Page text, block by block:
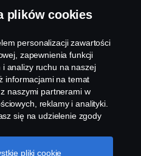
830 Nadarzyn,
plików cookies
personalizacji zawartości
zapewnienia funkcji
i analizy ruchu na naszej
informacjami na temat
naszymi partnerami w
reklamy i analityki.
się na udzielenie zgody
zarządzać swoimi
plików cookies" i
pliki cookie